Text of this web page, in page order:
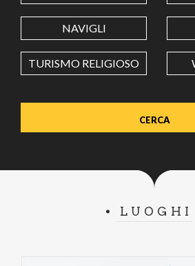
LONGITUDINE
Value in decimal degrees. Use dot (.)
NAVIGLI
TURISMO RELIGIOSO
LUOGHI